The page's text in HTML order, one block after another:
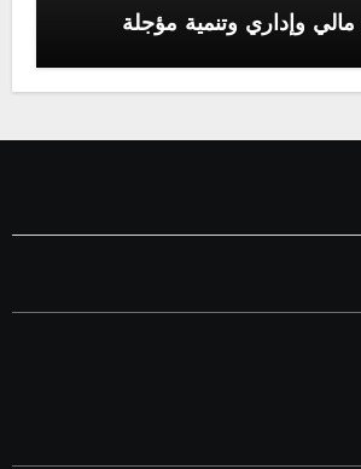
وإداري وتنمية مؤجلة